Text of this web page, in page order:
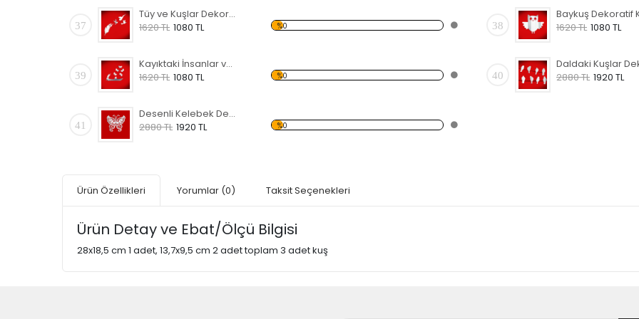
37
Tüy ve Kuşlar Dekoratif Kırılmaz Ayna
1620 TL 1080 TL %0 38
1620 TL 1080 TL
39
Kayıktaki İnsanlar ve Kelebekler Dekoratif Kırılmaz Ayna
1620 TL 1080 TL %0 40
2880 TL 1920 TL
41
Desenli Kelebek Dekoratif Kırılmaz Ayna
2880 TL 1920 TL %0
Ürün Özellikleri Yorumlar (0) Taksit Seçenekleri
Ürün Detay ve Ebat/Ölçü Bilgisi
28x18,5 cm 1 adet, 13,7x9,5 cm 2 adet toplam 3 adet kuş